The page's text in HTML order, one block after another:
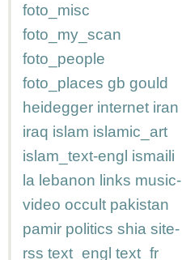
foto_misc
foto_my_scan
foto_people
foto_places gb gould
heidegger internet iran
iraq islam islamic_art
islam_text-engl ismaili
la lebanon links music-
video occult pakistan
pamir politics shia site-
rss text_engl text_fr